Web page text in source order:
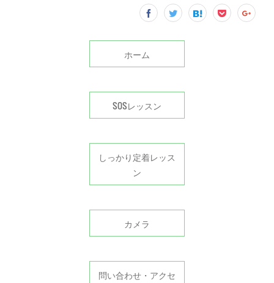
ホーム
SOSレッスン
しっかり定着レッス
ン
カメラ
問い合わせ・アクセ